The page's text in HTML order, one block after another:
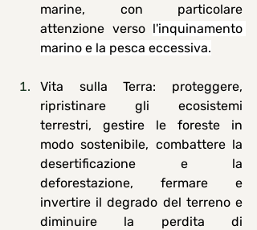
marine, con particolare
attenzione verso l'inquinamento
marino e la pesca eccessiva.
Vita sulla Terra: proteggere,
ripristinare gli ecosistemi
terrestri, gestire le foreste in
modo sostenibile, combattere la
desertificazione e la
deforestazione, fermare e
invertire il degrado del terreno e
diminuire la perdita di